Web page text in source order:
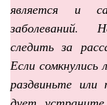
является и
заболеваний.
следить за
Если сомкнулись
раздвиньте или